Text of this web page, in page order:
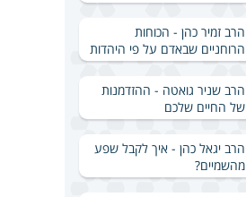
הרב זמיר כהן - הכוחות
הרוחניים שבאדם על פי היהדות
הרב שניר גואטה - ההזדמנות
של החיים שלכם
הרב יגאל כהן - איך לקבל שפע
מהשמיים?